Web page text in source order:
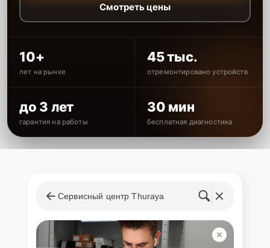
Смотреть цены
10+
лет на рынке
45 тыс.
отремонтировано устройств
до 3 лет
гарантия на работы
30 мин
бесплатная диагностика
Сервисный центр Thuraya